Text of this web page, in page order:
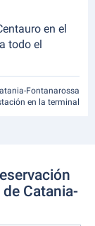
en el
todo el
Fontanarossa
en la terminal
Catania-